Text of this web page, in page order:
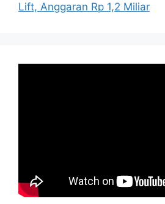
Lift, Anggaran Rp 1,2 Miliar